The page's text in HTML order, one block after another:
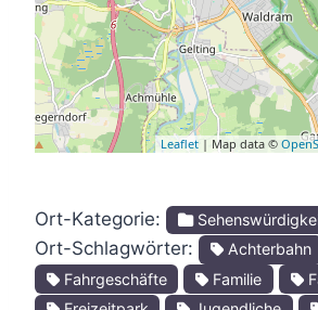
Leaflet | Map data ©
Ort-Kategorie:
Ort-Schlagwörter: Achterbahn
Fahrgeschäfte
Familie